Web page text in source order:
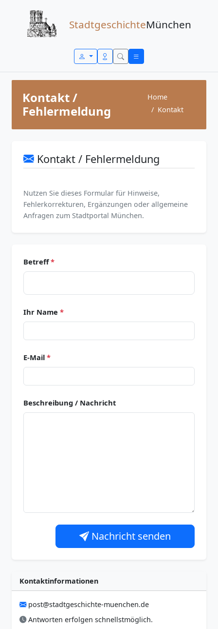
StadtgeschichteMünchen
Kontakt /
Fehlermeldung
Home
Kontakt
Kontakt / Fehlermeldung
Nutzen Sie dieses Formular für Hinweise,
Fehlerkorrekturen, Ergänzungen oder allgemeine
Anfragen zum Stadtportal München.
Betreff*
Ihr Name *
E-Mail *
Beschreibung / Nachricht
Nachricht senden
Kontaktinformationen
post@stadtgeschichte-muenchen.de
Antworten erfolgen schnellstmöglich.